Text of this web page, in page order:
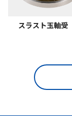
スラスト玉軸受